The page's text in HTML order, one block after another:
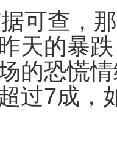
可查，
天的暴
的恐慌
过7成，